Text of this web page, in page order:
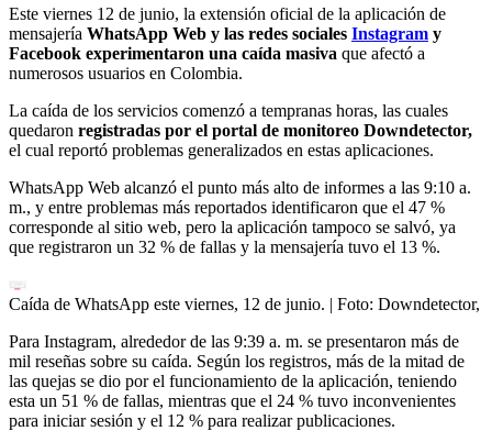
Este viernes 12 de junio, la extensión oficial de la aplicación de
mensajería WhatsApp Web y las redes sociales Instagram y
Facebook experimentaron una caída masiva que afectó a
numerosos usuarios en Colombia.
La caída de los servicios comenzó a tempranas horas, las cuales
quedaron registradas por el portal de monitoreo Downdetector,
el cual reportó problemas generalizados en estas aplicaciones.
WhatsApp Web alcanzó el punto más alto de informes a las 9:10 a.
m., y entre problemas más reportados identificaron que el 47 %
corresponde al sitio web, pero la aplicación tampoco se salvó, ya
que registraron un 32 % de fallas y la mensajería tuvo el 13 %.
Caída de WhatsApp este viernes, 12 de junio. | Foto: Downdetector,
Para Instagram, alrededor de las 9:39 a. m. se presentaron más de
mil reseñas sobre su caída. Según los registros, más de la mitad de
las quejas se dio por el funcionamiento de la aplicación, teniendo
esta un 51 % de fallas, mientras que el 24 % tuvo inconvenientes
para iniciar sesión y el 12 % para realizar publicaciones.